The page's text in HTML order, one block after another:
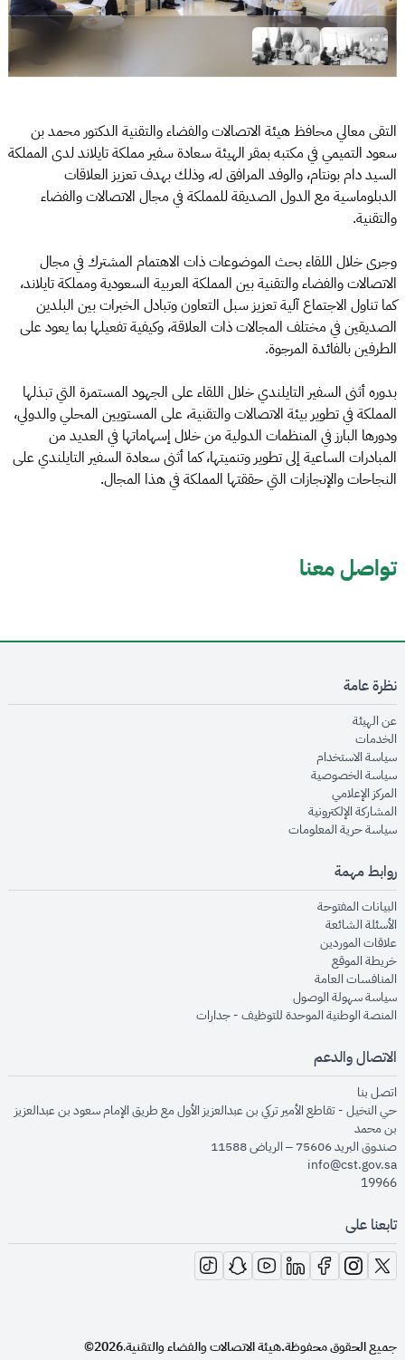
التقى معالي محافظ هيئة الاتصالات والفضاء والتقنية الدكتور محمد بن
سعود التميمي في مكتبه بمقر الهيئة سعادة سفير مملكة تايلاند لدى المملكة
السيد دام بونتام، والوفد المرافق له، وذلك بهدف تعزيز العلاقات
الدبلوماسية مع الدول الصديقة للمملكة في مجال الاتصالات والفضاء
والتقنية.
وجرى خلال اللقاء بحث الموضوعات ذات الاهتمام المشترك في مجال
الاتصالات والفضاء والتقنية بين المملكة العربية السعودية ومملكة تايلاند،
كما تناول الاجتماع آلية تعزيز سبل التعاون وتبادل الخبرات بين البلدين
الصديقين في مختلف المجالات ذات العلاقة، وكيفية تفعيلها بما يعود على
الطرفين بالفائدة المرجوة.
بدوره أثنى السفير التايلندي خلال اللقاء على الجهود المستمرة التي تبذلها
المملكة في تطوير بيئة الاتصالات والتقنية، على المستويين المحلي والدولي،
ودورها البارز في المنظمات الدولية من خلال إسهاماتها في العديد من
المبادرات الساعية إلى تطوير وتنميتها، كما أثنى سعادة السفير التايلندي على
النجاحات والإنجازات التي حققتها المملكة في هذا المجال.
تواصل معنا
نظرة عامة
عن الهيئةopens in new window
الخدماتopens in new window
سياسة الاستخدامopens in new window
سياسة الخصوصيةopens in new window
المركز الإعلاميopens in new window
المشاركة الإلكترونيةopens in new window
سياسة حرية المعلوماتopens in new window
روابط مهمة
البيانات المفتوحةopens in new window
الأسئلة الشائعةopens in new window
علاقات الموردينopens in new window
خريطة الموقعopens in new window
المنافسات العامةopens in new window
سياسة سهولة الوصولopens in new window
المنصة الوطنية الموحدة للتوظيف - جداراتopens in new window
الاتصال والدعم
اتصل بنا
حي النخيل - تقاطع الأمير تركي بن عبدالعزيز الأول مع طريق الإمام سعود بن عبدالعزيز
بن محمد
صندوق البريد 75606 – الرياض 11588
info@cst.gov.sa
19966
تابعنا على
opens in new window
opens in new window
opens in new window
opens in new window
opens in new window
opens in new window
opens in new window
جميع الحقوق محفوظة.هيئة الاتصالات والفضاء والتقنية.
2026©